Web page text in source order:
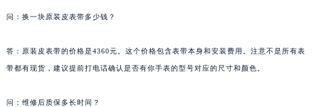
问：换一块原装皮表带多少钱？
答：原装皮表带的价格是4360元。这个价格包含表带本身和安装费用。注意不是所有表
带都有现货，建议提前打电话确认是否有你手表的型号对应的尺寸和颜色。
问：维修后质保多长时间？